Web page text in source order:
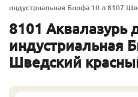
индустриальная Биофа 10 л 8107
8101 Аквалазурь
индустриальная
Шведский